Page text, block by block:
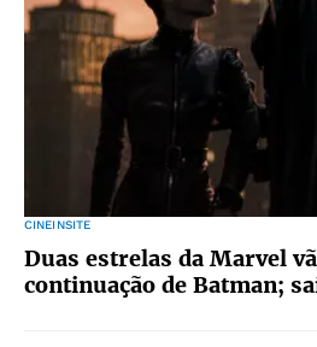
CINEINSITE
Duas estrelas da Marvel
continuação de Batman;